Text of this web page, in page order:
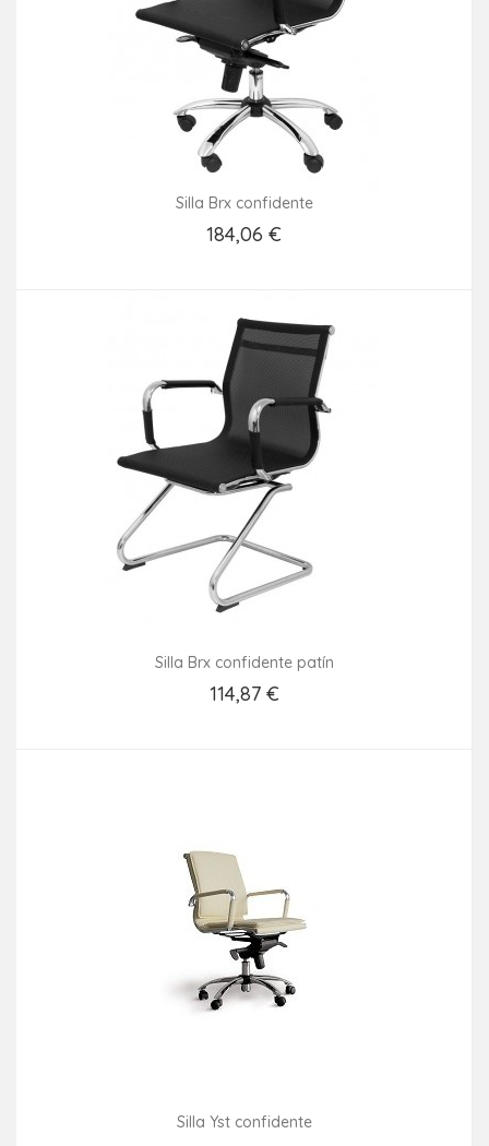
Silla Brx confidente
184,06 €
Silla Brx confidente patín
114,87 €
Silla Yst confidente